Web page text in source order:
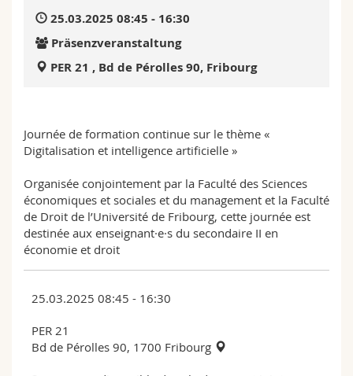
Math.-Nat. und Med. Fak.
Interfakultär
Mitarbeitende
Doktorierende
Webmail
25.03.2025 08:45 - 16:30
Präsenzveranstaltung
PER 21 , Bd de Pérolles 90, Fribourg
Journée de formation continue sur le thème «
Digitalisation et intelligence artificielle »
Organisée conjointement par la Faculté des Sciences
économiques et sociales et du management et la Faculté
de Droit de l’Université de Fribourg, cette journée est
destinée aux enseignant·e·s du secondaire II en
économie et droit
25.03.2025 08:45 - 16:30
PER 21
Bd de Pérolles 90, 1700 Fribourg